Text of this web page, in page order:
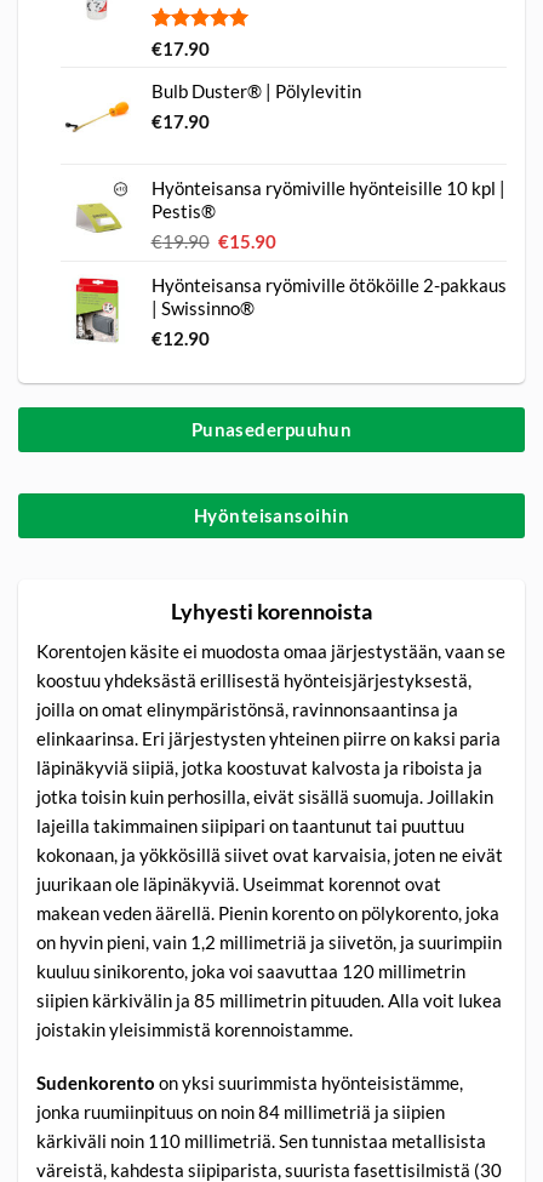
Arvio5.00
perustuen
1
asiakkaan
arvotukseen.
€17.90
Bulb Duster® | Pölylevitin
€17.90
Hyönteisansa ryömiville hyönteisille 10 kpl |
Pestis®
€19.90 Alkuperäinen
oli:
€19.90.
€15.90
on:
Hyönteisansa ryömiville ötököille 2-pakkaus
| Swissinno®
€12.90
Punasederpuuhun
Hyönteisansoihin
Lyhyesti korennoista
Korentojen käsite ei muodosta omaa järjestystään, vaan se
koostuu yhdeksästä erillisestä hyönteisjärjestyksestä,
joilla on omat elinympäristönsä, ravinnonsaantinsa ja
elinkaarinsa. Eri järjestysten yhteinen piirre on kaksi paria
läpinäkyviä siipiä, jotka koostuvat kalvosta ja riboista ja
jotka toisin kuin perhosilla, eivät sisällä suomuja. Joillakin
lajeilla takimmainen siipipari on taantunut tai puuttuu
kokonaan, ja yökkösillä siivet ovat karvaisia, joten ne eivät
juurikaan ole läpinäkyviä. Useimmat korennot ovat
makean veden äärellä. Pienin korento on pölykorento, joka
on hyvin pieni, vain 1,2 millimetriä ja siivetön, ja suurimpiin
kuuluu sinikorento, joka voi saavuttaa 120 millimetrin
siipien kärkivälin ja 85 millimetrin pituuden. Alla voit lukea
joistakin yleisimmistä korennoistamme.
Sudenkorento on yksi suurimmista hyönteisistämme,
jonka ruumiinpituus on noin 84 millimetriä ja siipien
kärkiväli noin 110 millimetriä. Sen tunnistaa metallisista
väreistä, kahdesta siipiparista, suurista fasettisilmistä (30